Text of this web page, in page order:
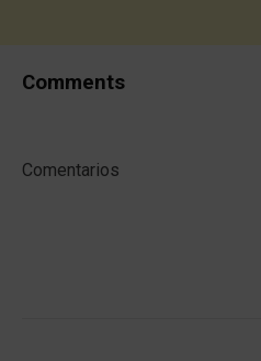
Comments
Comentarios